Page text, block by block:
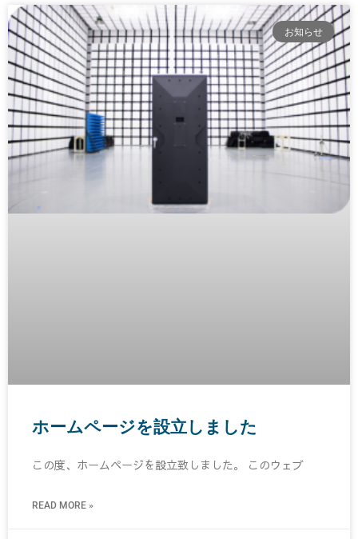
お知らせ
ホームページを設立しました
この度、ホームページを設立致しました。 このウェブ
READ MORE »